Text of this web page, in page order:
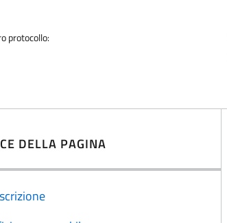
protocollo:
DELLA PAGINA